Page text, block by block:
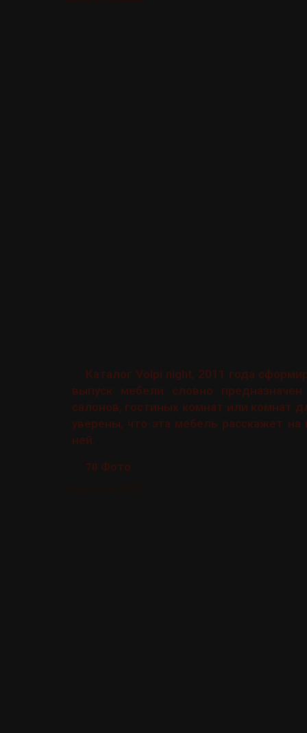
Каталог Volpi night, 2011 года
выпуск мебели словно
салонов, гостиных комнат или комнат
уверены, что эта мебель расскажет
ней.
70 Фото